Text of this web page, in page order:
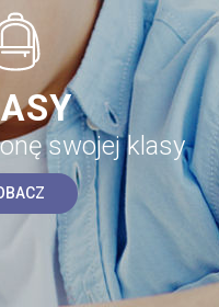
swojej klasy